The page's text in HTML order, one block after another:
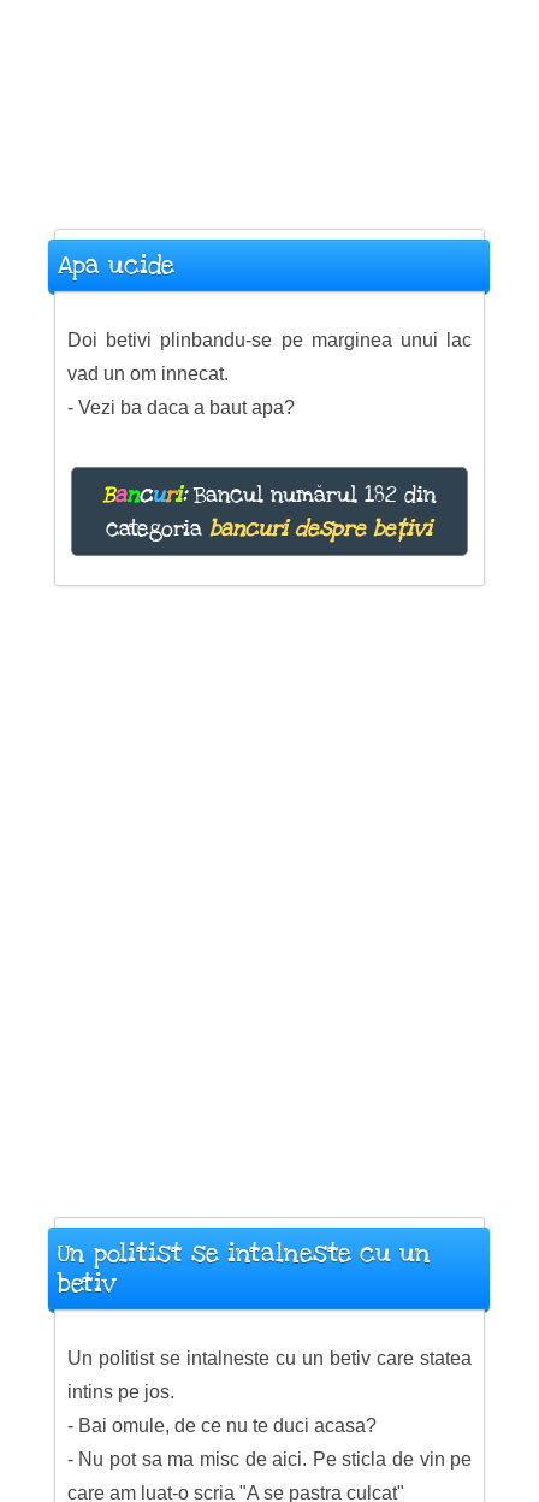
Apa ucide
Doi betivi plinbandu-se pe marginea unui lac
vad un om innecat.
- Vezi ba daca a baut apa?
Bancuri:Bancul numărul 182 din
categoriabancuri despre bețivi
Un politist se intalneste cu un
betiv
Un politist se intalneste cu un betiv care statea
intins pe jos.
- Bai omule, de ce nu te duci acasa?
- Nu pot sa ma misc de aici. Pe sticla de vin pe
care am luat-o scria "A se pastra culcat"